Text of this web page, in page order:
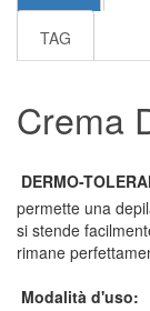
TAG
Crema
DERMO-
permette una
si stende
rimane
Modalità d'uso: